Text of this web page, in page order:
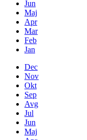
Jun
Maj
Apr
Mar
Feb
Jan
Dec
Nov
Okt
Sep
Avg
Jul
Jun
Maj